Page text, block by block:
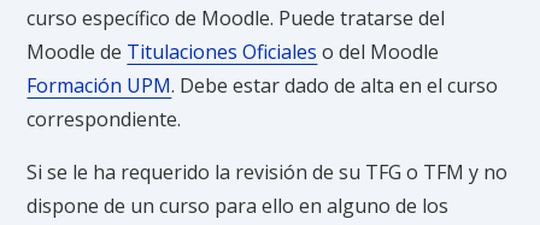
curso específico de Moodle. Puede tratarse del
Moodle de Titulaciones Oficiales o del Moodle
Formación UPM. Debe estar dado de alta en el curso
correspondiente.
Si se le ha requerido la revisión de su TFG o TFM y no
dispone de un curso para ello en alguno de los